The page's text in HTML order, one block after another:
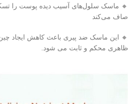
🔸 ماسک سلول‌های آسیب دیده پوست را
صاف می‌کند
🔸 این ماسک ضد پیری باعث کاهش ایجاد
ظاهری محکم و ثابت می شود.